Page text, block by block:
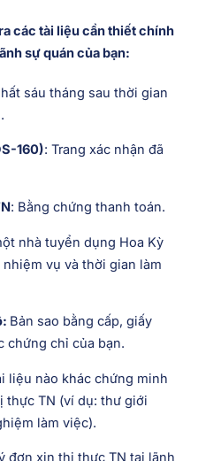
các tài liệu cần thiết chính
sự quán của bạn:
sáu tháng sau thời gian
160): Trang xác nhận đã
: Bằng chứng thanh toán.
nhà tuyển dụng Hoa Kỳ
vụ và thời gian làm
Bản sao bằng cấp, giấy
chứng chỉ của bạn.
liệu nào khác chứng minh
thực TN (ví dụ: thư giới
làm việc).
đơn xin thị thực TN tại lãnh